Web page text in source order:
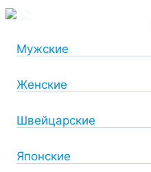
Мужские
Женские
Швейцарские
Японские